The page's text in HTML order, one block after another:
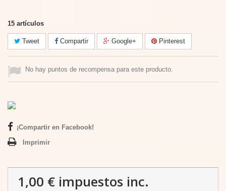
15 artículos
Tweet Compartir Google+ Pinterest
No hay puntos de recompensa para este producto.
¡Compartir en Facebook!
Imprimir
1,00 € impuestos inc.